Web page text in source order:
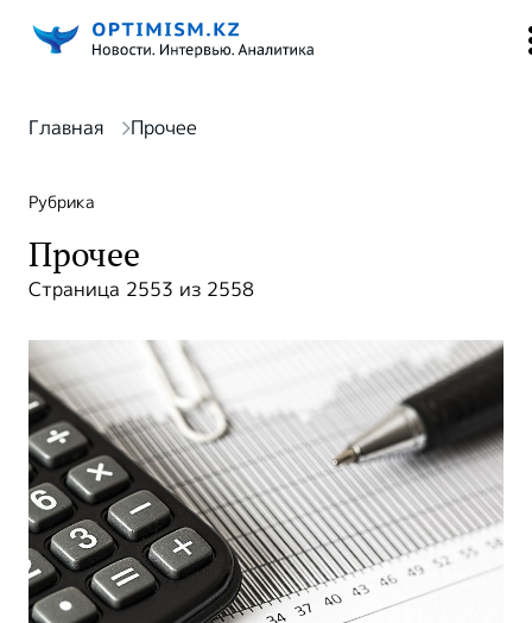
Главная Прочее
Рубрика
Прочее
Страница 2553 из 2558